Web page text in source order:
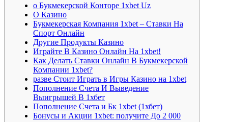
о Букмекерской Конторе 1xbet Uz
О Казино
Букмекерская Компания 1xbet – Ставки На
Спорт Онлайн
Другие Продукты Казино
Играйте В Казино Онлайн На 1xbet!
Как Делать Ставки Онлайн В Букмекерской
Компании 1xbet?
разве Стоит Играть в Игры Казино на 1xbet
Пополнение Счета И Выведение
Выигрышей В 1хбет
Пополнение Счета и Бк 1xbet (1хбет)
Бонусы и Акции 1xbet: получите До 2 000